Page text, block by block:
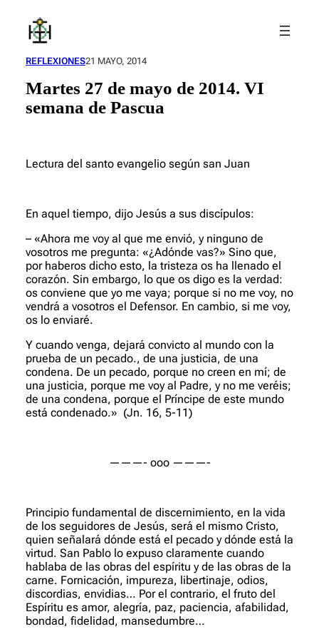
contenido
REFLEXIONES21 MAYO, 2014
Martes 27 de mayo de 2014. VI
semana de Pascua
Lectura del santo evangelio según san Juan
En aquel tiempo, dijo Jesús a sus discípulos:
– «Ahora me voy al que me envió, y ninguno de
vosotros me pregunta: «¿Adónde vas?» Sino que,
por haberos dicho esto, la tristeza os ha llenado el
corazón. Sin embargo, lo que os digo es la verdad:
os conviene que yo me vaya; porque si no me voy, no
vendrá a vosotros el Defensor. En cambio, si me voy,
os lo enviaré.
Y cuando venga, dejará convicto al mundo con la
prueba de un pecado., de una justicia, de una
condena. De un pecado, porque no creen en mí; de
una justicia, porque me voy al Padre, y no me veréis;
de una condena, porque el Príncipe de este mundo
está condenado.» (Jn. 16, 5-11)
———- ooo ———-
Principio fundamental de discernimiento, en la vida
de los seguidores de Jesús, será el mismo Cristo,
quien señalará dónde está el pecado y dónde está la
virtud. San Pablo lo expuso claramente cuando
hablaba de las obras del espíritu y de las obras de la
carne. Fornicación, impureza, libertinaje, odios,
discordias, envidias… Por el contrario, el fruto del
Espíritu es amor, alegría, paz, paciencia, afabilidad,
bondad, fidelidad, mansedumbre…